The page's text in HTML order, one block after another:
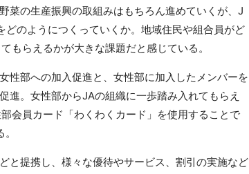
菜の生産振興の取組みはもちろん進めていくが、J
どのようにつくっていくか。地域住民や組合員がど
もらえるかが大きな課題だと感じている。
性部への加入促進と、女性部に加入したメンバーを
進。女性部からJAの組織に一歩踏み入れてもらえ
会員カード「わくわくカード」を使用することで
と提携し、様々な優待やサービス、割引の実施など